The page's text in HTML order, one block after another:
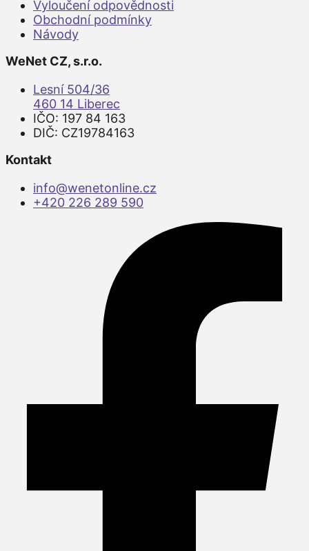
Vyloučení odpovědnosti
Obchodní podmínky
Návody
WeNet CZ, s.r.o.
Lesní 504/36
460 14 Liberec
IČO: 197 84 163
DIČ: CZ19784163
Kontakt
info@wenetonline.cz
+420 226 289 590